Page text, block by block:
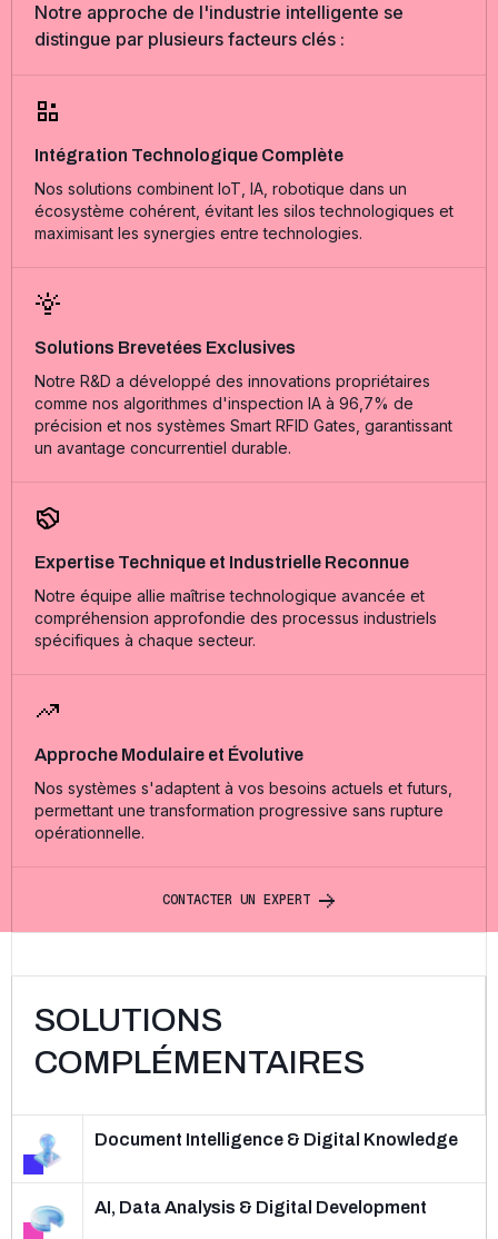
Notre approche de l'industrie intelligente se
distingue par plusieurs facteurs clés :
Intégration Technologique Complète
Nos solutions combinent IoT, IA, robotique dans un
écosystème cohérent, évitant les silos technologiques et
maximisant les synergies entre technologies.
Solutions Brevetées Exclusives
Notre R&D a développé des innovations propriétaires
comme nos algorithmes d'inspection IA à 96,7% de
précision et nos systèmes Smart RFID Gates, garantissant
un avantage concurrentiel durable.
Expertise Technique et Industrielle Reconnue
Notre équipe allie maîtrise technologique avancée et
compréhension approfondie des processus industriels
spécifiques à chaque secteur.
Approche Modulaire et Évolutive
Nos systèmes s'adaptent à vos besoins actuels et futurs,
permettant une transformation progressive sans rupture
opérationnelle.
CONTACTER UN EXPERT
SOLUTIONS
COMPLÉMENTAIRES
Document Intelligence & Digital Knowledge
AI, Data Analysis & Digital Development